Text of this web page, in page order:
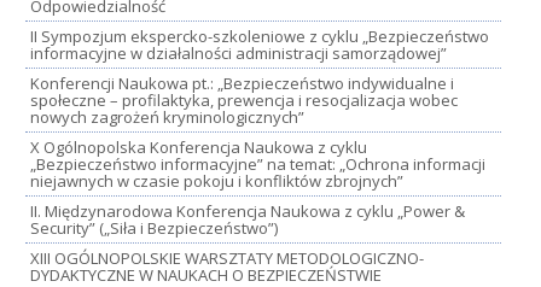
Odpowiedzialność
II Sympozjum ekspercko-szkoleniowe z cyklu „Bezpieczeństwo
informacyjne w działalności administracji samorządowej”
Konferencji Naukowa pt.: „Bezpieczeństwo indywidualne i
społeczne – profilaktyka, prewencja i resocjalizacja wobec
nowych zagrożeń kryminologicznych”
X Ogólnopolska Konferencja Naukowa z cyklu
„Bezpieczeństwo informacyjne” na temat: „Ochrona informacji
niejawnych w czasie pokoju i konfliktów zbrojnych”
II. Międzynarodowa Konferencja Naukowa z cyklu „Power &
Security” („Siła i Bezpieczeństwo”)
XIII OGÓLNOPOLSKIE WARSZTATY METODOLOGICZNO-
DYDAKTYCZNE W NAUKACH O BEZPIECZEŃSTWIE